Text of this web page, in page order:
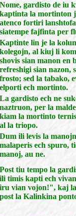
Nome, gardisto de iu
kaptinta la mortinton
atenco fortiri
siatempe fajfinta per
Kaptinte lin je la
kolegojn, al kiuj li
shovis sian manon
refreshigi sian nazon,
frosto; sed la tabako,
elporti ech mortinto.
La gardisto ech ne
naztruon, per la
kiam la mortinto
al la triopo.
Dum ili levis la
malaperis ech spuro,
manoj, au ne.
Post tiu tempo la
ili timis kapti ech
iru vian vojon!", kaj la
post la Kalinkina